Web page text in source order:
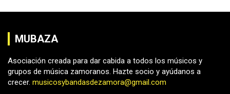
MUBAZA
Asociación creada para dar cabida a todos los músicos y
grupos de música zamoranos. Hazte socio y ayúdanos a
crecer. musicosybandasdezamora@gmail.com